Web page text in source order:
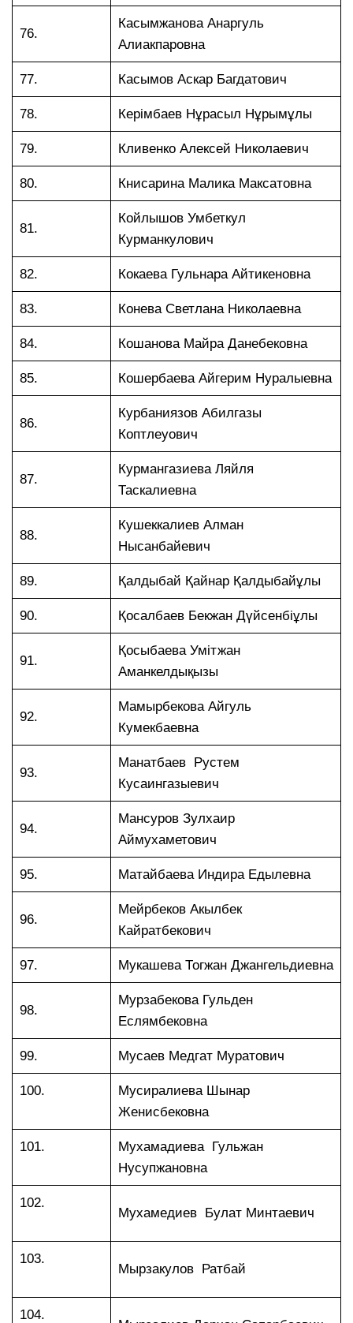
76.
Касымжанова Анаргуль
Алиакпаровна
77. Касымов Аскар Багдатович
78. Керімбаев Нұрасыл Нұрымұлы
79. Кливенко Алексей Николаевич
80. Книсарина Малика Максатовна
81.
Койлышов Умбеткул
Курманкулович
82. Кокаева Гульнара Айтикеновна
83. Конева Светлана Николаевна
84. Кошанова Майра Данебековна
85. Кошербаева Айгерим Нуралыевна
86.
Курбаниязов Абилгазы
Коптлеуович
87.
Курмангазиева Ляйля
Таскалиевна
88.
Кушеккалиев Алман
Нысанбайевич
89. Қалдыбай Қайнар Қалдыбайұлы
90. Қосалбаев Бекжан Дүйсенбіұлы
91.
Қосыбаева Умітжан
Аманкелдықызы
92.
Мамырбекова Айгуль
Кумекбаевна
93.
Манатбаев Рустем
Кусаингазыевич
94.
Мансуров Зулхаир
Аймухаметович
95. Матайбаева Индира Едылевна
96.
Мейрбеков Акылбек
Кайратбекович
97. Мукашева Тогжан Джангельдиевна
98.
Мурзабекова Гульден
Еслямбековна
99. Мусаев Медгат Муратович
100.
Мусиралиева Шынар
Женисбековна
101.
Мухамадиева Гульжан
Нусупжановна
102.
Мухамедиев Булат Минтаевич
103.
Мырзакулов Ратбай
104.